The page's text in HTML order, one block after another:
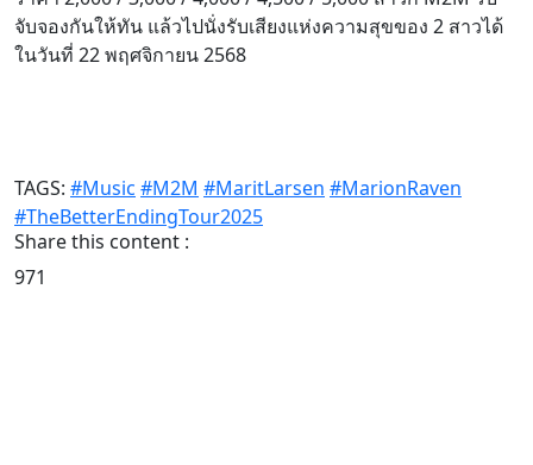
จับจองกันให้ทัน แล้วไปนั่งรับเสียงแห่งความสุขของ 2 สาวได้
ในวันที่ 22 พฤศจิกายน 2568
TAGS: #Music #M2M #MaritLarsen #MarionRaven
#TheBetterEndingTour2025
Share this content :
971